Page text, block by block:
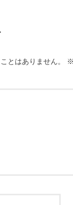
とはありません。